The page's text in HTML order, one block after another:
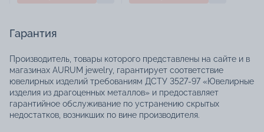
Гарантия
Производитель, товары которого представлены на сайте и в
магазинах AURUM jewelry, гарантирует соответствие
ювелирных изделий требованиям ДСТУ 3527-97 «Ювелирные
изделия из драгоценных металлов» и предоставляет
гарантийное обслуживание по устранению скрытых
недостатков, возникших по вине производителя.